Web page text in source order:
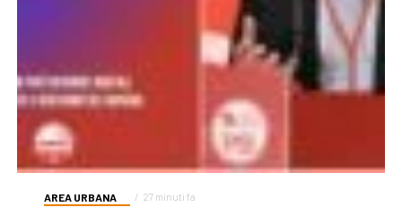
AREA URBANA 27 minuti fa